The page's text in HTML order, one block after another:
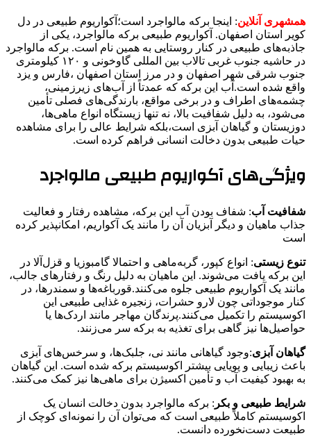
همشهری آنلاین: اینجا برکه مالواجرد است؛آکواریوم طبیعی در دل
کویر استان اصفهان. آکواریوم طبیعی برکه مالواجرد، یکی از
جاذبه‌های طبیعی در کنار روستایی به همین نام است. برکه مالواجرد
در حاشیه جنوب غربی تالاب بین المللی گاوخونی و ۱۲۰ کیلومتری
جنوب شرقی شهر اصفهان و در مرز استان اصفهان ،فارس و یزد
واقع شده است.آب این برکه که عمدتاً از آب‌های زیرزمینی،
چشمه‌های اطراف و در برخی مواقع، بارندگی‌های فصلی تأمین
می‌شود، به دلیل شفافیت بالا، نه تنها زیستگاه انواع ماهی‌ها،
دوزیستان و گیاهان آبزی است،بلکه شرایط عالی را برای مشاهده
حیات طبیعی بدون دخالت انسانی فراهم کرده است.
ویژگی‌های آکواریوم طبیعی مالواجرد
شفافیت آب: شفاف بودن آب این برکه، مشاهده رفتار و فعالیت
جذاب ماهیان و دیگر آبزیان آن را مانند یک آکواریم، امکانپذیر کرده
است
تنوع زیستی: انواع کپور، گربه‌ماهی و احتمالا گامبوزیا و قزل‌آلا در
این برکه یافت می‌شوند. این ماهیان به دلیل رنگ و رفتارهای جالب،
مانند یک آکواریوم طبیعی جلوه می‌کنند.قورباغه‌ها و سمندرها، در
کنار موجوداتی چون لارو حشرات، زنجیره غذایی طبیعی این
اکوسیستم را تکمیل می‌کنند.پرندگان مهاجر مانند اردک‌ها یا
حواصیل‌ها نیز گاهی برای تغذیه به برکه سر می‌زنند.
گیاهان آبزی:وجود گیاهانی مانند نی، جلبک‌ها، و سرخس‌های آبزی
باعث زیبایی و پویایی بیشتر اکوسیستم برکه شده است. این گیاهان
به بهبود کیفیت آب و تأمین اکسیژن برای ماهی‌ها نیز کمک می‌کنند.
شرایط طبیعی و بکر : برکه مالواجرد بدون دخالت انسان یک
اکوسیستم کاملاً طبیعی است که می‌توان آن را نمونه‌ای کوچک از
طبیعت دست‌نخورده دانست.